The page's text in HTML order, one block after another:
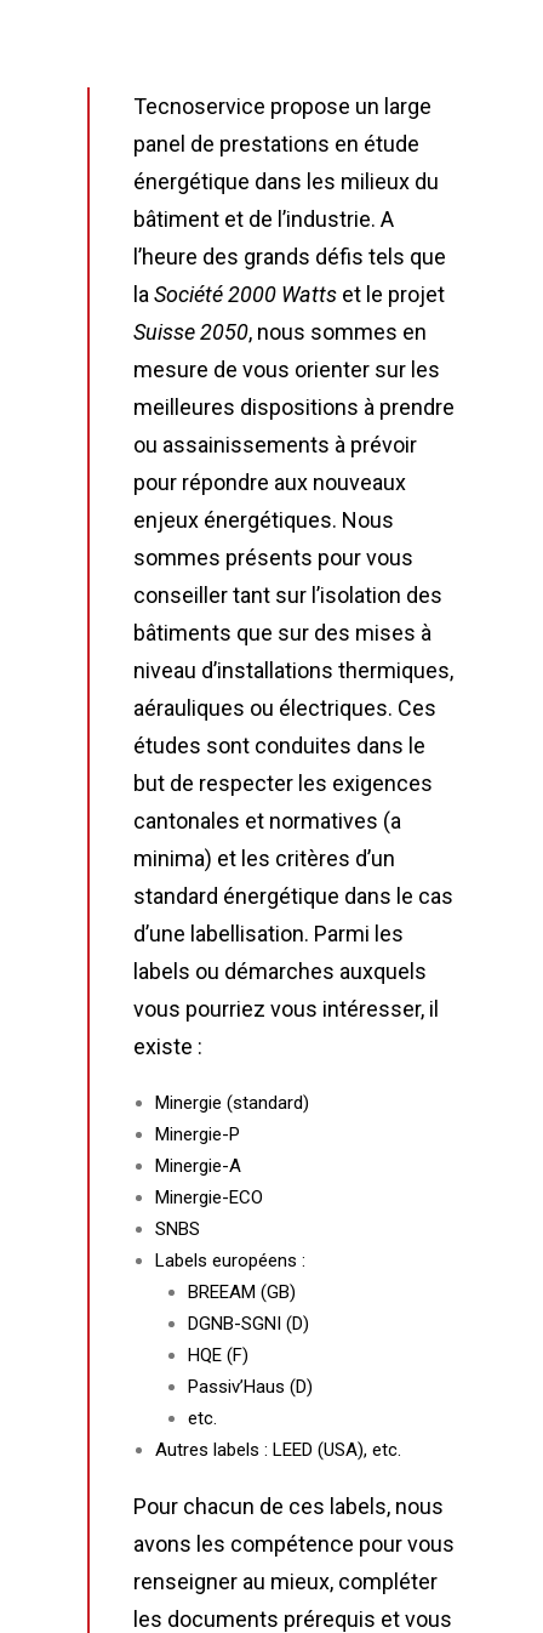
Tecnoservice propose un large
panel de prestations en étude
énergétique dans les milieux du
bâtiment et de l’industrie. A
l’heure des grands défis tels que
la Société 2000 Watts et le projet
Suisse 2050, nous sommes en
mesure de vous orienter sur les
meilleures dispositions à prendre
ou assainissements à prévoir
pour répondre aux nouveaux
enjeux énergétiques. Nous
sommes présents pour vous
conseiller tant sur l’isolation des
bâtiments que sur des mises à
niveau d’installations thermiques,
aérauliques ou électriques. Ces
études sont conduites dans le
but de respecter les exigences
cantonales et normatives (a
minima) et les critères d’un
standard énergétique dans le cas
d’une labellisation. Parmi les
labels ou démarches auxquels
vous pourriez vous intéresser, il
existe :
Minergie (standard)
Minergie-P
Minergie-A
Minergie-ECO
SNBS
Labels européens :
BREEAM (GB)
DGNB-SGNI (D)
HQE (F)
Passiv’Haus (D)
etc.
Autres labels : LEED (USA), etc.
Pour chacun de ces labels, nous
avons les compétence pour vous
renseigner au mieux, compléter
les documents prérequis et vous